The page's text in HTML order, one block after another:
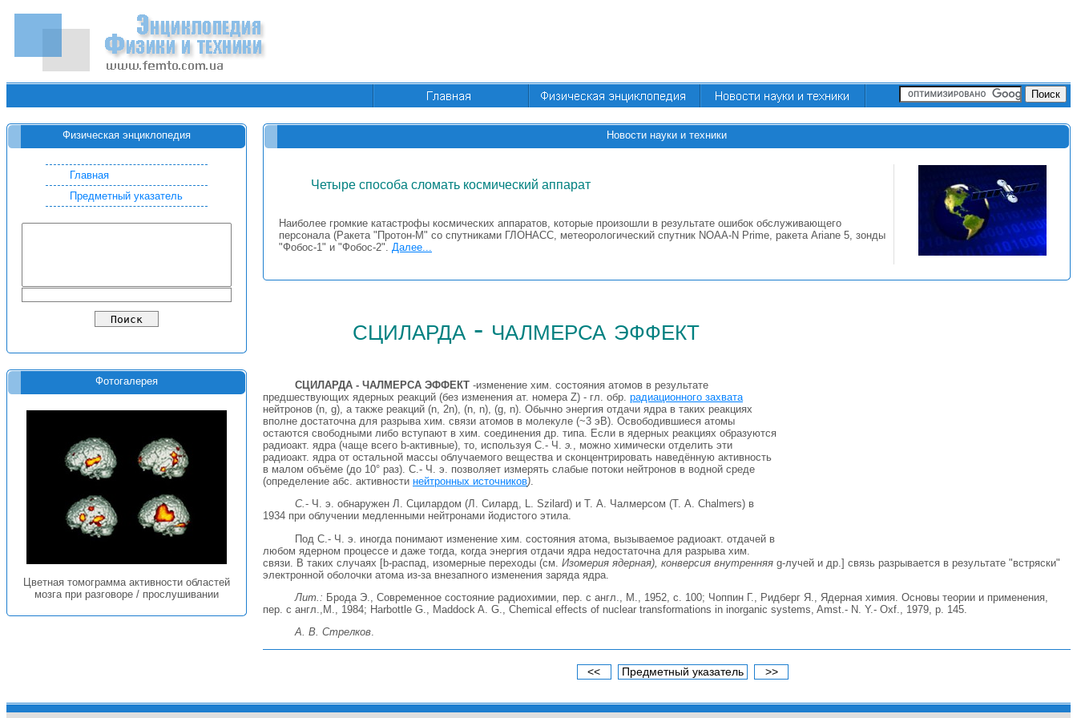
Физическая энциклопедия
Главная
Предметный указатель
Фотогалерея
Цветная томограмма активности областей
мозга при разговоре / прослушивании
Новости науки и техники
Четыре способа сломать космический аппарат
Наиболее громкие катастрофы космических аппаратов, которые произошли в результате ошибок обслуживающего
персонала (Ракета "Протон-М" со спутниками ГЛОНАСС, метеорологический спутник NOAA-N Prime, ракета Ariane 5, зонды
"Фобос-1" и "Фобос-2". Далее...
сциларда - чалмерса эффект
СЦИЛАРДА - ЧАЛМЕРСА ЭФФЕКТ -изменение хим. состояния атомов в результате
предшествующих ядерных реакций (без изменения ат. номера Z) - гл. обр. радиационного захвата
нейтронов (n, g), а также реакций (n, 2n), (n, n), (g, n). Обычно энергия отдачи ядра в таких реакциях
вполне достаточна для разрыва хим. связи атомов в молекуле (~3 эВ). Освободившиеся атомы
остаются свободными либо вступают в хим. соединения др. типа. Если в ядерных реакциях образуются
радиоакт. ядра (чаще всего b-активные), то, используя С.- Ч. э. , можно химически отделить эти
радиоакт. ядра от остальной массы облучаемого вещества и сконцентрировать наведённую активность
в малом объёме (до 10° раз). С.- Ч. э. позволяет измерять слабые потоки нейтронов в водной среде
(определение абс. активности нейтронных источников).
С.- Ч. э. обнаружен Л. Сцилардом (Л. Силард, L. Szilard) и Т. А. Чалмерсом (Т. A. Chalmers) в
1934 при облучении медленными нейтронами йодистого этила.
Под С.- Ч. э. иногда понимают изменение хим. состояния атома, вызываемое радиоакт. отдачей в
любом ядерном процессе и даже тогда, когда энергия отдачи ядра недостаточна для разрыва хим.
связи. В таких случаях [b-распад, изомерные переходы (см. Изомерия ядерная), конверсия внутренняя g-лучей и др.] связь разрывается в результате "встряски"
электронной оболочки атома из-за внезапного изменения заряда ядра.
Лит.: Брода Э., Современное состояние радиохимии, пер. с англ., М., 1952, с. 100; Чоппин Г., Ридберг Я., Ядерная химия. Основы теории и применения,
пер. с англ.,М., 1984; Harbottle G., Maddock A. G., Chemical effects of nuclear transformations in inorganic systems, Amst.- N. Y.- Oxf., 1979, p. 145.
А. В. Стрелков.
<< Предметный указатель >>